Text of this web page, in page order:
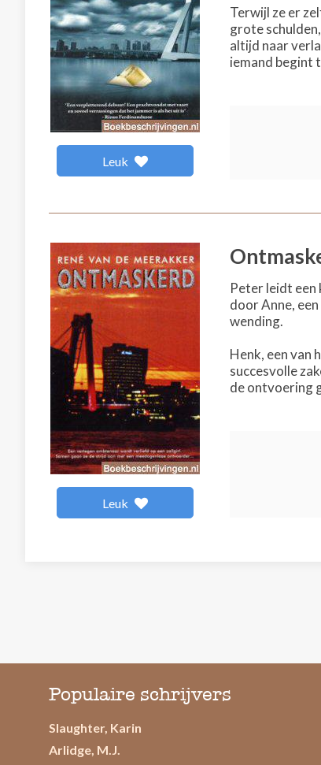
Leuk
Terwijl ze er
grote
altijd naar
iemand begint
Leuk
Peter leidt
door Anne,
wending.
Henk, een van
succesvolle
de ontvoering
Populaire schrijvers
Slaughter, Karin
Arlidge, M.J.